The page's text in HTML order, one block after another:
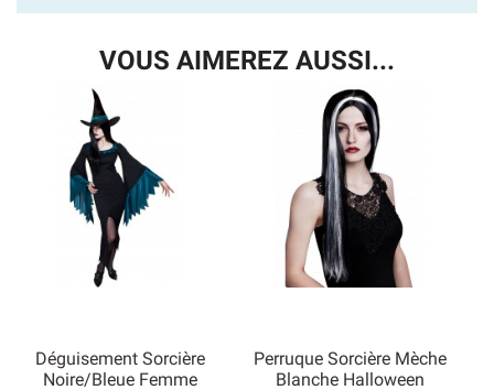
VOUS AIMEREZ AUSSI...
Déguisement Sorcière
Noire/Bleue Femme
Perruque Sorcière Mèche
Blanche Halloween